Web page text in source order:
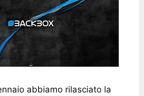
abbiamo rilasciato la